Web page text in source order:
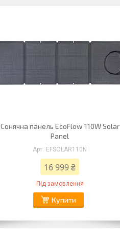
Сонячна панель EcoFlow 110W Solar
Panel
EFSOLAR110N
16 999 ₴
Під замовлення
Купити